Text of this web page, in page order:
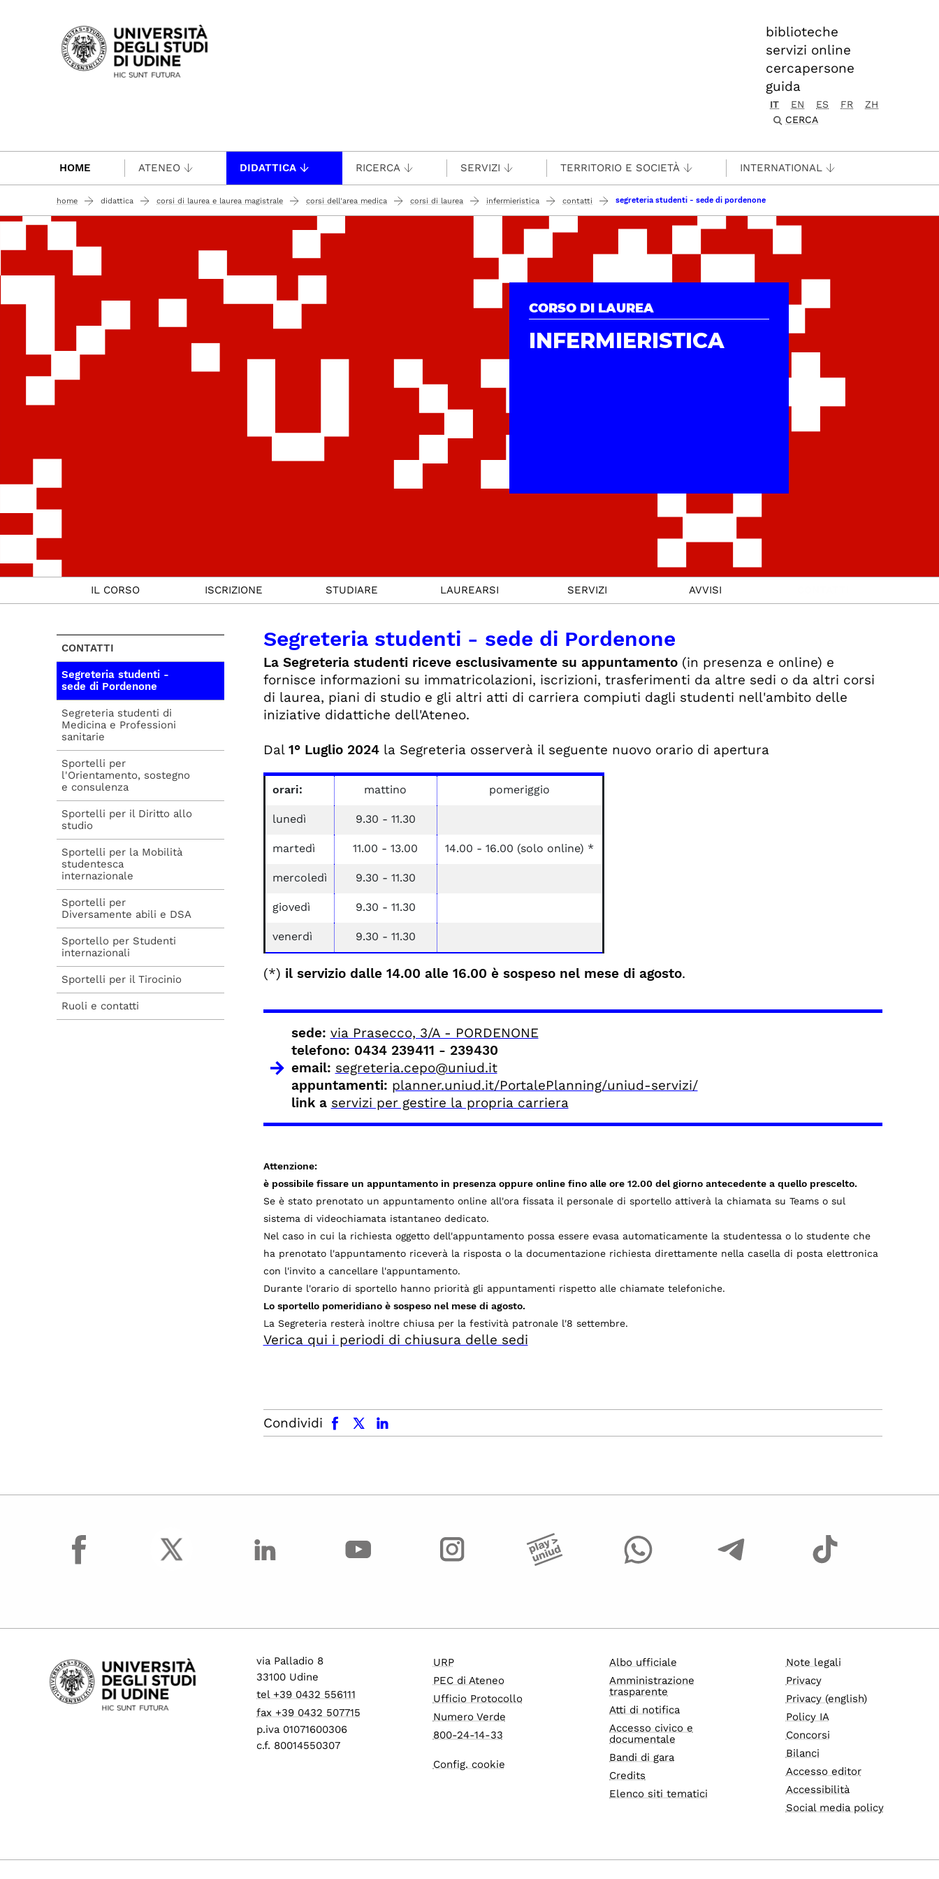
Passa al contenuto principale
biblioteche
servizi online
cercapersone
guida
IT EN ES FR
ZH
CERCA
HOME ATENEO DIDATTICA RICERCA SERVIZI TERRITORIO E SOCIETÀ INTERNATIONAL
home didattica corsi di laurea e laurea magistrale corsi dell'area medica corsi di laurea infermieristica contatti segreteria studenti - sede di pordenone
CORSO DI LAUREA
INFERMIERISTICA
IL CORSO ISCRIZIONE STUDIARE LAUREARSI SERVIZI AVVISI
Segreteria studenti - sede di Pordenone
La Segreteria studenti riceve esclusivamente su appuntamento(in presenza e online) e
fornisce informazioni su immatricolazioni, iscrizioni, trasferimenti da altre sedi o da altri corsi
di laurea, piani di studio e gli altri atti di carriera compiuti dagli studenti nell'ambito delle
iniziative didattiche dell'Ateneo.
Dal 1° Luglio 2024la Segreteria osserverà il seguente nuovo orario di apertura
orari: mattino pomeriggio
lunedì 9.30 - 11.30
martedì 11.00 - 13.00 14.00 - 16.00 (solo online) *
mercoledì 9.30 - 11.30
giovedì 9.30 - 11.30
venerdì 9.30 - 11.30
(*) il servizio dalle 14.00 alle 16.00 è sospeso nel mese di agosto.
sede: via Prasecco, 3/A - PORDENONE
telefono: 0434 239411 - 239430
email: segreteria.cepo@uniud.it
appuntamenti: planner.uniud.it/PortalePlanning/uniud-servizi/
link a servizi per gestire la propria carriera
Attenzione:
è possibile fissare un appuntamento in presenza oppure online fino alle ore 12.00 del giorno antecedente a quello prescelto.
Se è stato prenotato un appuntamento online all'ora fissata il personale di sportello attiverà la chiamata su Teams o sul
sistema di videochiamata istantaneo dedicato.
Nel caso in cui la richiesta oggetto dell'appuntamento possa essere evasa automaticamente la studentessa o lo studente che
ha prenotato l'appuntamento riceverà la risposta o la documentazione richiesta direttamente nella casella di posta elettronica
con l'invito a cancellare l'appuntamento.
Durante l'orario di sportello hanno priorità gli appuntamenti rispetto alle chiamate telefoniche.
Lo sportello pomeridiano è sospeso nel mese di agosto.
La Segreteria resterà inoltre chiusa per la festività patronale l'8 settembre.
Verica qui i periodi di chiusura delle sedi
Condividi
facebook x.com linkedin
CONTATTI
Segreteria studenti -
sede di Pordenone
Segreteria studenti di
Medicina e Professioni
sanitarie
Sportelli per
l'Orientamento, sostegno
e consulenza
Sportelli per il Diritto allo
studio
Sportelli per la Mobilità
studentesca
internazionale
Sportelli per
Diversamente abili e DSA
Sportello per Studenti
internazionali
Sportelli per il Tirocinio
Ruoli e contatti
facebook
via Palladio 8
33100 Udine
tel +39 0432 556111
fax +39 0432 507715
p.iva 01071600306
c.f. 80014550307
URP
PEC di Ateneo
Ufficio Protocollo
Numero Verde
800-24-14-33
Config. cookie
Albo ufficiale
Amministrazione
trasparente
Atti di notifica
Accesso civico e
documentale
Bandi di gara
Credits
Elenco siti tematici
Note legali
Privacy
Privacy (english)
Policy IA
Concorsi
Bilanci
Accesso editor
Accessibilità
Social media policy